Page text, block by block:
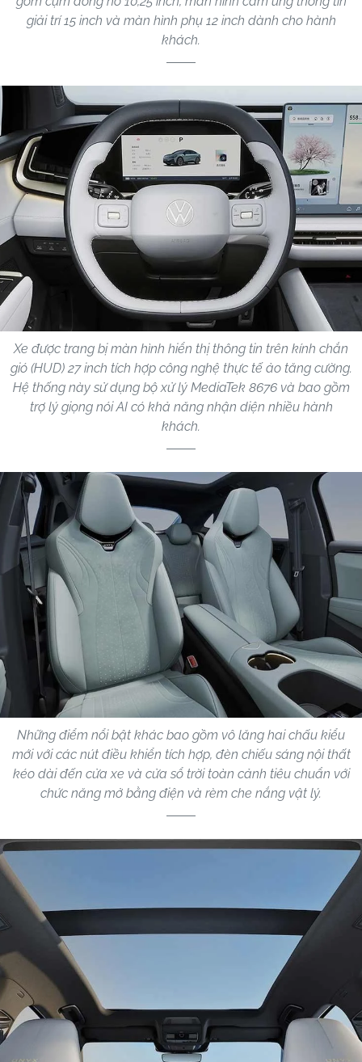
giải trí 15 inch và màn hình phụ 12 inch dành cho hành
khách.
Xe được trang bị màn hình hiển thị thông tin trên kính chắn
gió (HUD) 27 inch tích hợp công nghệ thực tế ảo tăng cường.
Hệ thống này sử dụng bộ xử lý MediaTek 8676 và bao gồm
trợ lý giọng nói AI có khả năng nhận diện nhiều hành
khách.
Những điểm nổi bật khác bao gồm vô lăng hai chấu kiểu
mới với các nút điều khiển tích hợp, đèn chiếu sáng nội thất
kéo dài đến cửa xe và cửa sổ trời toàn cảnh tiêu chuẩn với
chức năng mở bằng điện và rèm che nắng vật lý.